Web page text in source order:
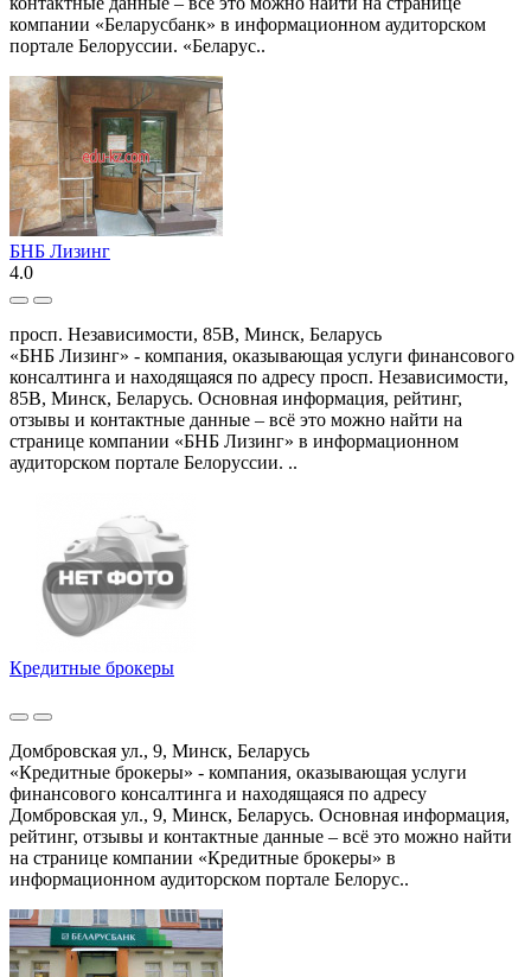
компании «Беларусбанк» в информационном аудиторском
портале Белоруссии. «Беларус..
БНБ Лизинг
4.0
просп. Независимости, 85В, Минск, Беларусь
«БНБ Лизинг» - компания, оказывающая услуги финансового
консалтинга и находящаяся по адресу просп. Независимости,
85В, Минск, Беларусь. Основная информация, рейтинг,
отзывы и контактные данные – всё это можно найти на
странице компании «БНБ Лизинг» в информационном
аудиторском портале Белоруссии. ..
Кредитные брокеры
Домбровская ул., 9, Минск, Беларусь
«Кредитные брокеры» - компания, оказывающая услуги
финансового консалтинга и находящаяся по адресу
Домбровская ул., 9, Минск, Беларусь. Основная информация,
рейтинг, отзывы и контактные данные – всё это можно найти
на странице компании «Кредитные брокеры» в
информационном аудиторском портале Белорус..